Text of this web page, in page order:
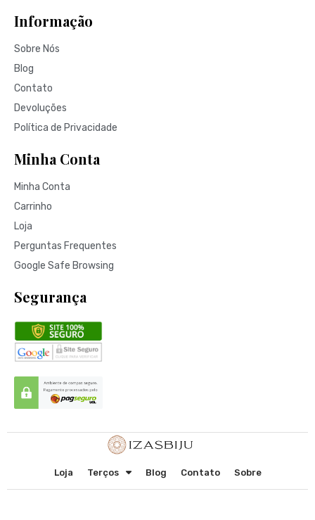
Informação
Sobre Nós
Blog
Contato
Devoluções
Política de Privacidade
Minha Conta
Minha Conta
Carrinho
Loja
Perguntas Frequentes
Google Safe Browsing
Segurança
Loja Terços Blog Contato Sobre